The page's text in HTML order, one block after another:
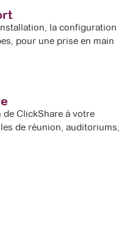
la configuration
pour une prise en main
de ClickShare à votre
de réunion, auditoriums,